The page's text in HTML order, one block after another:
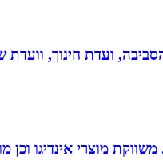
ועדת חינוך,
מוצרי אינדיגו וכן